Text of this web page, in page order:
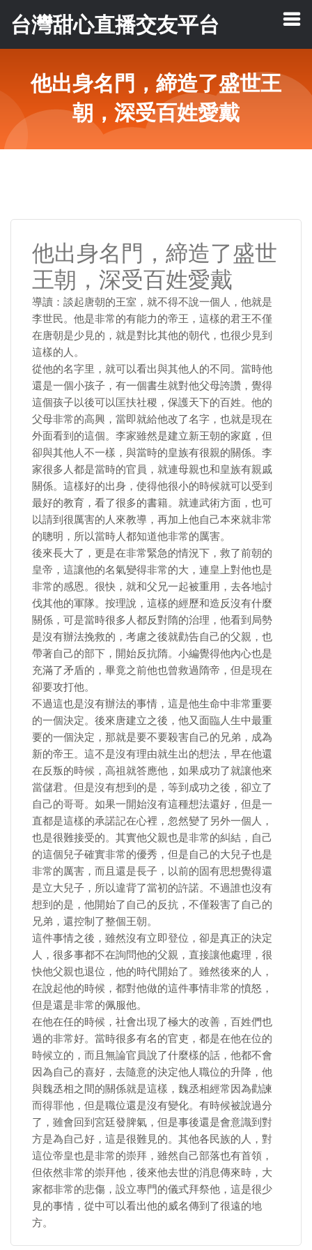
台灣甜心直播交友平台
他出身名門，締造了盛世王
朝，深受百姓愛戴
他出身名門，締造了盛世
王朝，深受百姓愛戴
導讀：談起唐朝的王室，就不得不說一個人，他就是
李世民。他是非常的有能力的帝王，這樣的君王不僅
在唐朝是少見的，就是對比其他的朝代，也很少見到
這樣的人。
從他的名字里，就可以看出與其他人的不同。當時他
還是一個小孩子，有一個書生就對他父母誇讚，覺得
這個孩子以後可以匡扶社稷，保護天下的百姓。他的
父母非常的高興，當即就給他改了名字，也就是現在
外面看到的這個。李家雖然是建立新王朝的家庭，但
卻與其他人不一樣，與當時的皇族有很親的關係。李
家很多人都是當時的官員，就連母親也和皇族有親戚
關係。這樣好的出身，使得他很小的時候就可以受到
最好的教育，看了很多的書籍。就連武術方面，也可
以請到很厲害的人來教導，再加上他自己本來就非常
的聰明，所以當時人都知道他非常的厲害。
後來長大了，更是在非常緊急的情況下，救了前朝的
皇帝，這讓他的名氣變得非常的大，連皇上對他也是
非常的感恩。很快，就和父兄一起被重用，去各地討
伐其他的軍隊。按理說，這樣的經歷和造反沒有什麼
關係，可是當時很多人都反對隋的治理，他看到局勢
是沒有辦法挽救的，考慮之後就勸告自己的父親，也
帶著自己的部下，開始反抗隋。小編覺得他內心也是
充滿了矛盾的，畢竟之前他也曾救過隋帝，但是現在
卻要攻打他。
不過這也是沒有辦法的事情，這是他生命中非常重要
的一個決定。後來唐建立之後，他又面臨人生中最重
要的一個決定，那就是要不要殺害自己的兄弟，成為
新的帝王。這不是沒有理由就生出的想法，早在他還
在反叛的時候，高祖就答應他，如果成功了就讓他來
當儲君。但是沒有想到的是，等到成功之後，卻立了
自己的哥哥。如果一開始沒有這種想法還好，但是一
直都是這樣的承諾記在心裡，忽然變了另外一個人，
也是很難接受的。其實他父親也是非常的糾結，自己
的這個兒子確實非常的優秀，但是自己的大兒子也是
非常的厲害，而且還是長子，以前的固有思想覺得還
是立大兒子，所以違背了當初的許諾。不過誰也沒有
想到的是，他開始了自己的反抗，不僅殺害了自己的
兄弟，還控制了整個王朝。
這件事情之後，雖然沒有立即登位，卻是真正的決定
人，很多事都不在詢問他的父親，直接讓他處理，很
快他父親也退位，他的時代開始了。雖然後來的人，
在說起他的時候，都對他做的這件事情非常的憤怒，
但是還是非常的佩服他。
在他在任的時候，社會出現了極大的改善，百姓們也
過的非常好。當時很多有名的官吏，都是在他在位的
時候立的，而且無論官員說了什麼樣的話，他都不會
因為自己的喜好，去隨意的決定他人職位的升降，他
與魏丞相之間的關係就是這樣，魏丞相經常因為勸諫
而得罪他，但是職位還是沒有變化。有時候被說過分
了，雖會回到宮廷發脾氣，但是事後還是會意識到對
方是為自己好，這是很難見的。其他各民族的人，對
這位帝皇也是非常的崇拜，雖然自己部落也有首領，
但依然非常的崇拜他，後來他去世的消息傳來時，大
家都非常的悲傷，設立專門的儀式拜祭他，這是很少
見的事情，從中可以看出他的威名傳到了很遠的地
方。